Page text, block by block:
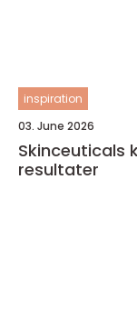
inspiration
03. June 2026
Skinceuticals klinisk hudpleie for synlige
resultater